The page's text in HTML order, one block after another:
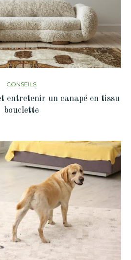
CONSEILS
entretenir un canapé en tissu
bouclette